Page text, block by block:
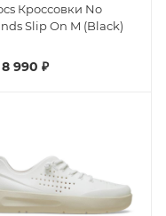
Кроссовки No
Slip On M (Black)
8 990 ₽